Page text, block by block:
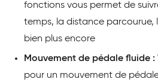
fonctions vous permet de
temps, la distance parcourue,
bien plus encore
Mouvement de pédale fluide :
pour un mouvement de